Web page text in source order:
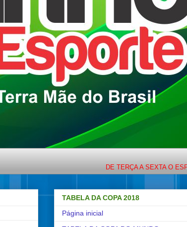
DE TERÇA A SEXTA O ESPORTE
TABELA DA COPA 2018
Página inicial